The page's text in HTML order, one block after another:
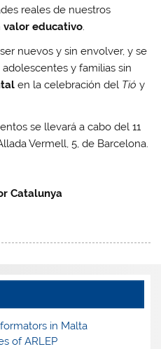
reales de nuestros
valor educativo.
nuevos y sin envolver, y se
y familias sin
en la celebración del Tió y
se llevará a cabo del 11
Vermell, 5, de Barcelona.
Catalunya
in Malta
of ARLEP